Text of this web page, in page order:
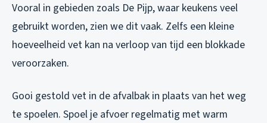
Vooral in gebieden zoals De Pijp, waar keukens veel
gebruikt worden, zien we dit vaak. Zelfs een kleine
hoeveelheid vet kan na verloop van tijd een blokkade
veroorzaken.
Gooi gestold vet in de afvalbak in plaats van het weg
te spoelen. Spoel je afvoer regelmatig met warm